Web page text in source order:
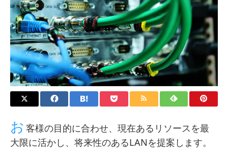
お 客様の目的に合わせ、現在あるリソースを最
大限に活かし、将来性のあるLANを提案します。